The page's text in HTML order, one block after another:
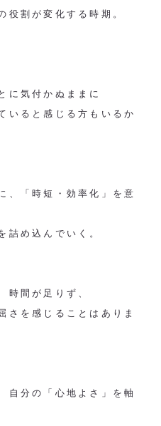
役割が変化する時期。
に気付かぬままに
いると感じる方もいるか
、「時短・効率化」を意
詰め込んでいく。
時間が足りず、
さを感じることはありま
自分の「心地よさ」を軸